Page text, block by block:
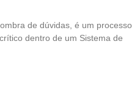
de dúvidas, é um processo
dentro de um Sistema de